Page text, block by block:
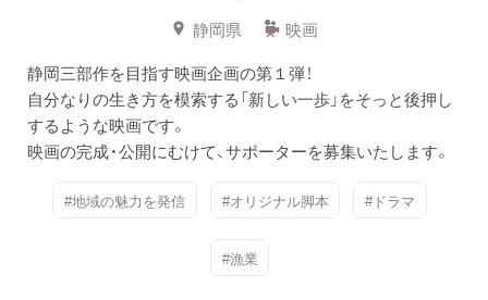
静岡県
映画
静岡三部作を目指す映画企画の第１弾！
自分なりの生き方を模索する「新しい一歩」をそっと後押し
するような映画です。
映画の完成・公開にむけて、サポーターを募集いたします。
#地域の魅力を発信 #オリジナル脚本 #ドラマ
#漁業